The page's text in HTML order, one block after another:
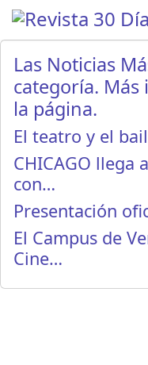
Las Noticias
categoría.
la página.
El teatro y el
CHICAGO llega
con…
Presentación
El Campus de
Cine…